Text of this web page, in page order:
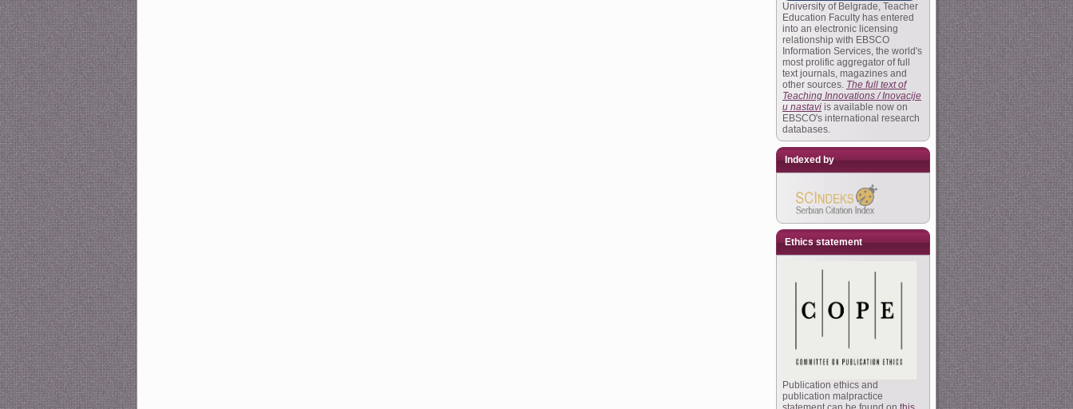
University of Belgrade, Teacher
Education Faculty has entered
into an electronic licensing
relationship with EBSCO
Information Services, the world's
most prolific aggregator of full
text journals, magazines and
other sources. The full text of
Teaching Innovations / Inovacije
u nastavi is available now on
EBSCO's international research
databases.
Indexed by
Ethics statement
Publication ethics and
publication malpractice